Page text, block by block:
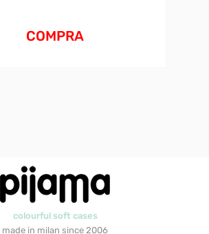
COMPRA
colourful soft cases
made in milan since 2006